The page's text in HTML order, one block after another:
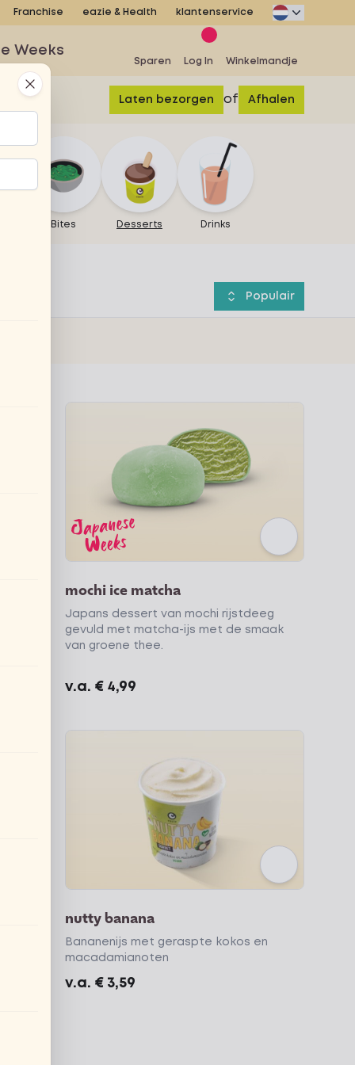
Franchise eazie & Health klantenservice
Weeks
Sparen Log In Winkelmandje
Laten bezorgen of Afhalen
Bites Desserts Drinks
Populair
mochi ice matcha
Japans dessert van mochi rijstdeeg
gevuld met matcha-ijs met de smaak
van groene thee.
v.a. € 4,99
nutty banana
Bananenijs met geraspte kokos en
macadamianoten
v.a. € 3,59
Close